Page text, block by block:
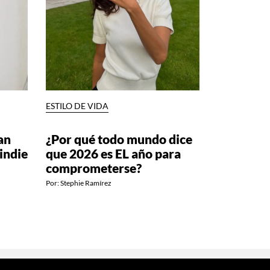
ESTILO DE VIDA
¿Por qué todo mundo dice
que 2026 es EL año para
comprometerse?
Por:Stephie Ramírez